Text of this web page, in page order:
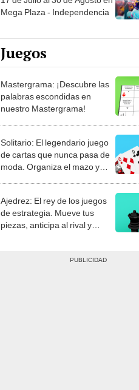
Mega Plaza - Independencia
Juegos
Mastergrama: ¡Descubre las
palabras escondidas en
nuestro Mastergrama!
Solitario: El legendario juego
de cartas que nunca pasa de
moda. Organiza el mazo y
Ajedrez: El rey de los juegos
de estrategia. Mueve tus
piezas, anticipa al rival y